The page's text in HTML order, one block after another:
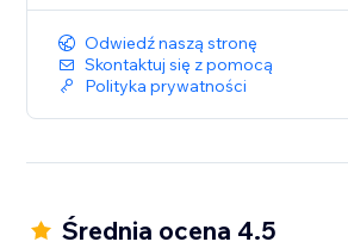
Odwiedź naszą stronę
Skontaktuj się z pomocą
Polityka prywatności
Średnia ocena 4.5